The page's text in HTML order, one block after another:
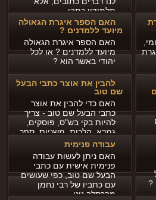
שמואל אליהו
הרב מיכי יוספי
תלמידיו כתבו...
האם הספר איגרת הגאולה
מיועד ללמדנים ?
האם הספר איגרת הגאולה
מיועד ללמדנים ? או לכל
יהודי באשר הוא ?
להבין את אוצר כתבי הבעל
שם טוב
האם כדי להבין את אוצר
כתבי הבעל שם טוב - צריך
להיות בקי בש"ס, פוסקים,
גמרא, הלכות, משניות, ספר
הזוהר...
עבודה פנימית
האם ניתן לעשות עבודה
פנימית אישית עם כתבי
הבעל שם טוב, כפי שעושים
עם כתביו של רבי נחמן
מברסלב נינו...
?